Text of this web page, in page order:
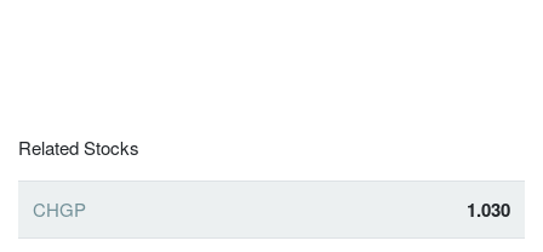
Related Stocks
CHGP 1.030